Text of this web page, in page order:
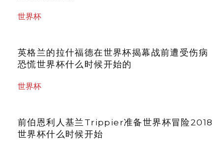
世界杯
英格兰的拉什福德在世界杯揭幕战前遭受伤病
恐慌世界杯什么时候开始的
世界杯
前伯恩利人基兰Trippier准备世界杯冒险2018
世界杯什么时候开始